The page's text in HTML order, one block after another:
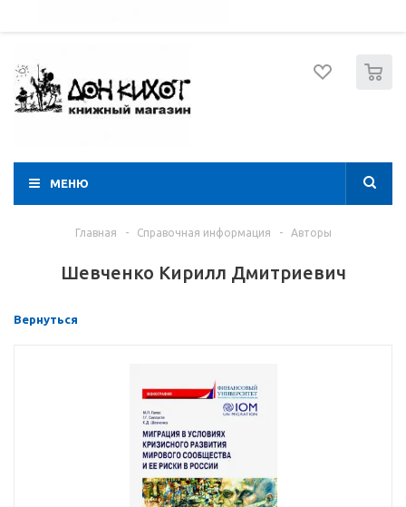
МЕНЮ
Главная - Справочная информация - Авторы
Шевченко Кирилл Дмитриевич
Вернуться